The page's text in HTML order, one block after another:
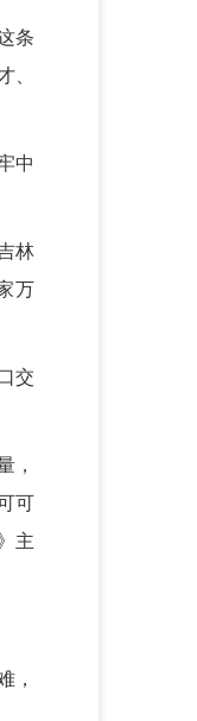
条
、
中
林
万
交
，
可
主
，